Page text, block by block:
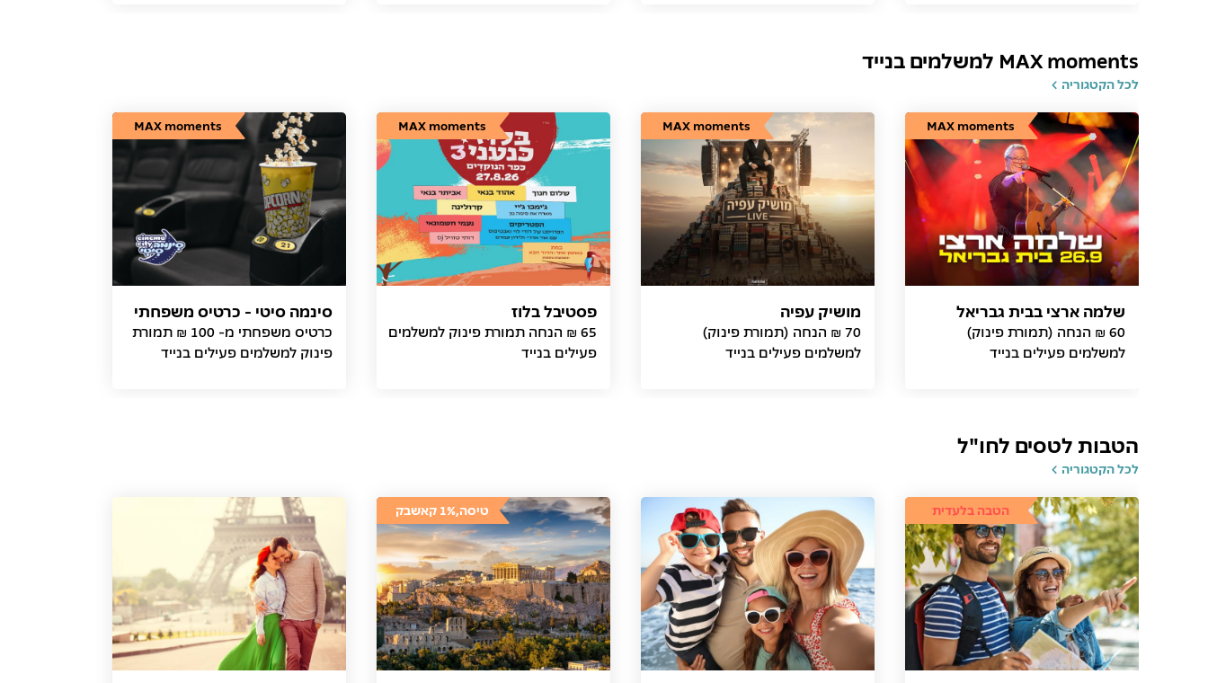
MAX moments למשלמים בנייד
לכל הקטגוריה
שלמה ארצי בבית גבריאל
60 ₪ הנחה (תמורת פינוק)
למשלמים פעילים בנייד
MAX moments
מושיק עפיה
70 ₪ הנחה (תמורת פינוק)
למשלמים פעילים בנייד
MAX moments
פסטיבל בלוז
65 ₪ הנחה תמורת פינוק למשלמים
פעילים בנייד
MAX moments
סינמה סיטי - כרטיס משפחתי
כרטיס משפחתי מ- 100 ₪ תמורת
פינוק למשלמים פעילים בנייד
MAX moments
הטבות לטסים לחו"ל
לכל הקטגוריה
הטבה בלעדית טיסה,1% קאשבק